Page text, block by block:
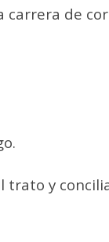
de
y